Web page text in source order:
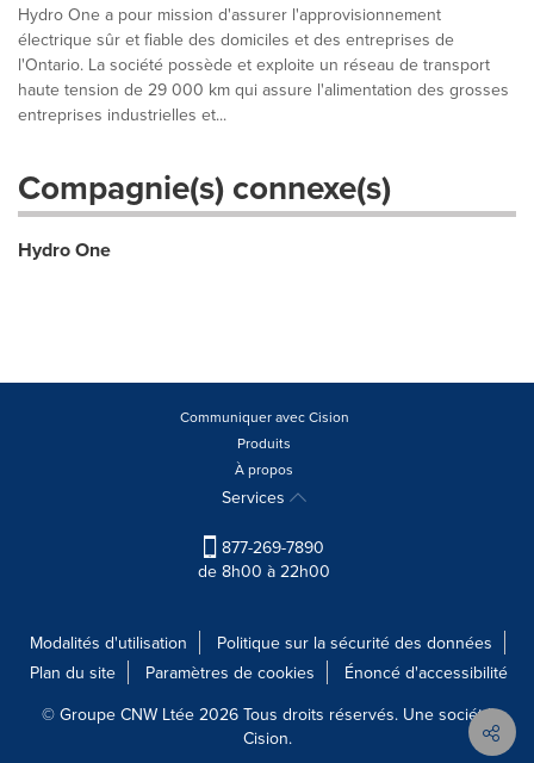
Hydro One a pour mission d'assurer l'approvisionnement
électrique sûr et fiable des domiciles et des entreprises de
l'Ontario. La société possède et exploite un réseau de transport
haute tension de 29 000 km qui assure l'alimentation des grosses
entreprises industrielles et...
Compagnie(s) connexe(s)
Hydro One
Communiquer avec Cision
Produits
À propos
Services
877-269-7890
de 8h00 à 22h00
Modalités d'utilisation
Politique sur la sécurité des données
Plan du site
Paramètres de cookies
Énoncé d'accessibilité
© Groupe CNW Ltée 2026 Tous droits réservés. Une société
Cision.